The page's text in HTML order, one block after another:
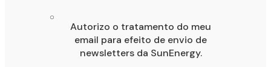
Autorizo o tratamento do meu
email para efeito de envio de
newsletters da SunEnergy.